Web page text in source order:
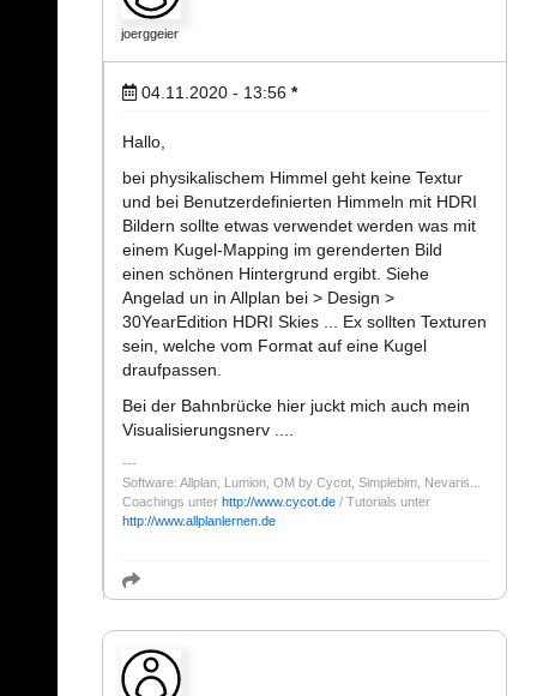
joerggeier
04.11.2020 - 13:56 *
Hallo,
bei physikalischem Himmel geht keine Textur
und bei Benutzerdefinierten Himmeln mit HDRI
Bildern sollte etwas verwendet werden was mit
einem Kugel-Mapping im gerenderten Bild
einen schönen Hintergrund ergibt. Siehe
Angelad un in Allplan bei > Design >
30YearEdition HDRI Skies ... Ex sollten Texturen
sein, welche vom Format auf eine Kugel
draufpassen.
Bei der Bahnbrücke hier juckt mich auch mein
Visualisierungsnerv ....
Software: Allplan, Lumion, OM by Cycot, Simplebim, Nevaris...
Coachings unter http://www.cycot.de / Tutorials unter
http://www.allplanlernen.de